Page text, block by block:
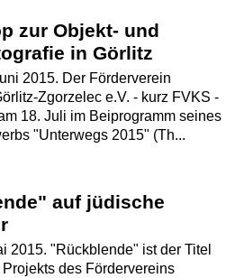
zur Objekt- und
in Görlitz
2015. Der Förderverein
Zgorzelec e.V. - kurz FVKS -
18. Juli im Beiprogramm seines
"Unterwegs 2015" (Th...
auf jüdische
2015. "Rückblende" ist der Titel
des Fördervereins